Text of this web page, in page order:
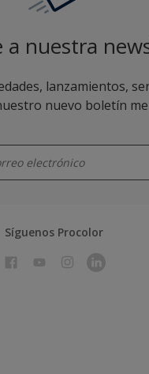
a nuestra
lanzamientos,
nuevo boletín
Síguenos Procolor